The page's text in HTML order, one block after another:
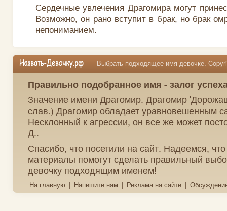
Сердечные увлечения Драгомира могут
Возможно, он рано вступит в брак, но брак
непониманием.
Выбрать подходящее имя девочке.
Правильно подобранное имя - залог
Значение имени Драгомир. Драгомир
слав.) Драгомир обладает уравновешенным
Несклонный к агрессии, он все же может
Д..
Спасибо, что посетили на сайт. Надеемся,
материалы помогут сделать правильный
девочку подходящим именем!
На главную | Напишите нам | Реклама на сайте |